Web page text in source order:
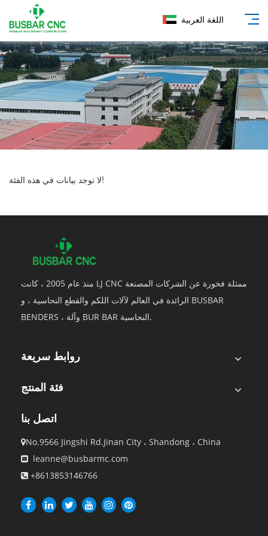
اللغة العربية
لا توجد بيانات في هذه الفئة!
منذ عام 2005 ، كانت LJ CNC ممثلة فخورة عن الشركات المصنعة
الرائدة في العالم لآلات اللكم والقطع النحاسية ، و BUSBAR
BENDERS ، وآلة BUR BAR النحاسية.
روابط سريعة
فئة المنتج
اتصل بنا
No.9566 Jingshi Rd.Jinan City ، Shandong ، China
 leanne@busbarmc.com
 +8613853146766